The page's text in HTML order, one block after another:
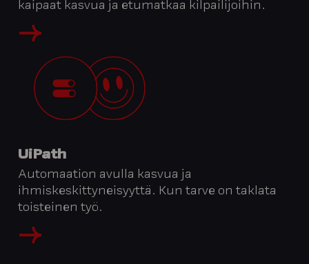
kaipaat kasvua ja etumatkaa kilpailijoihin.
UiPath
Automaation avulla kasvua ja
ihmiskeskittyneisyyttä. Kun tarve on taklata
toisteinen työ.